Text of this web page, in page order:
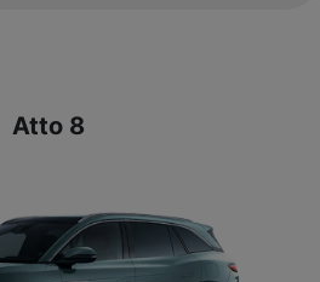
Atto 8